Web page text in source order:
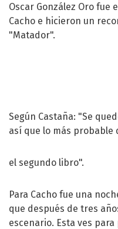
Oscar González Oro fue
Cacho e hicieron un
"Matador".
Según Castaña: "Se
así que lo más probable
el segundo libro".
Para Cacho fue una
que después de tres
escenario. Esta ves